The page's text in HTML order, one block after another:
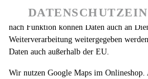
damit bei Deinem Besuch unseres
nach Funktion können Daten auch an
Weiterverarbeitung weitergegeben
Daten auch außerhalb der EU.
Wir nutzen Google Maps im Onlineshop.